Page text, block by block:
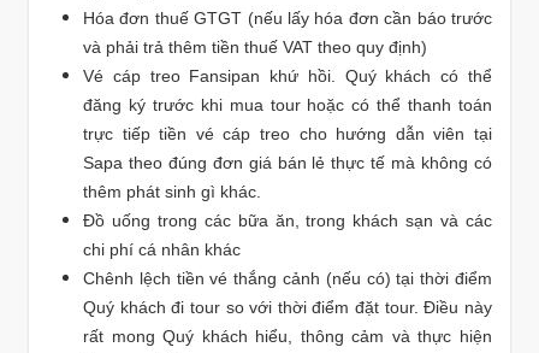
Hóa đơn thuế GTGT (nếu lấy hóa đơn cần báo trước
và phải trả thêm tiền thuế VAT theo quy định)
Vé cáp treo Fansipan khứ hồi. Quý khách có thể
đăng ký trước khi mua tour hoặc có thể thanh toán
trực tiếp tiền vé cáp treo cho hướng dẫn viên tại
Sapa theo đúng đơn giá bán lẻ thực tế mà không có
thêm phát sinh gì khác.
Đồ uống trong các bữa ăn, trong khách sạn và các
chi phí cá nhân khác
Chênh lệch tiền vé thắng cảnh (nếu có) tại thời điểm
Quý khách đi tour so với thời điểm đặt tour. Điều này
rất mong Quý khách hiểu, thông cảm và thực hiện